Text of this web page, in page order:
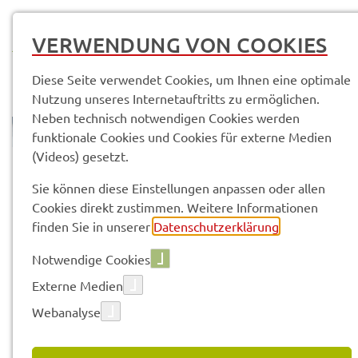
Vorle­sen
KONTAK­TE & SERVICE­STEL­LEN
VERWENDUNG VON COOKIES
Diese Seite verwendet Cookies, um Ihnen eine optimale
Nutzung unseres Internetauftritts zu ermöglichen.
Neben technisch notwendigen Cookies werden
funktionale Cookies und Cookies für externe Medien
(Videos) gesetzt.
Sie können diese Einstellungen anpassen oder allen
Cookies direkt zustimmen. Weitere Informationen
finden Sie in unserer Datenschutzerklärung
Notwendige Cookies
Externe Medien
Webanalyse